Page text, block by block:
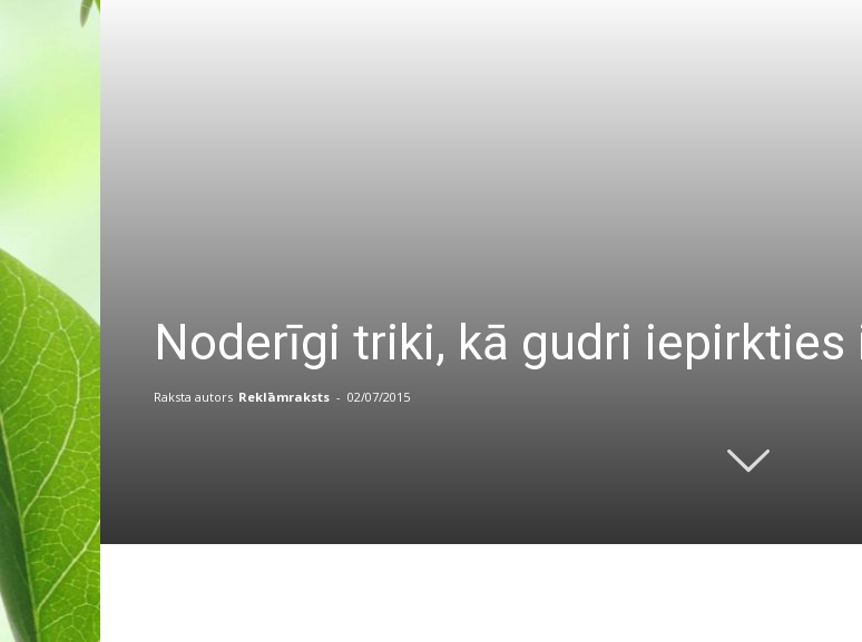
Noderīgi triki, kā gudri iepirkties
Raksta autors Reklāmraksts - 02/07/2015